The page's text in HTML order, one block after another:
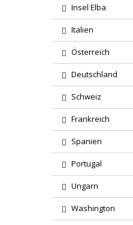
Insel Elba
Italien
Österreich
Deutschland
Schweiz
Frankreich
Spanien
Portugal
Ungarn
Washington